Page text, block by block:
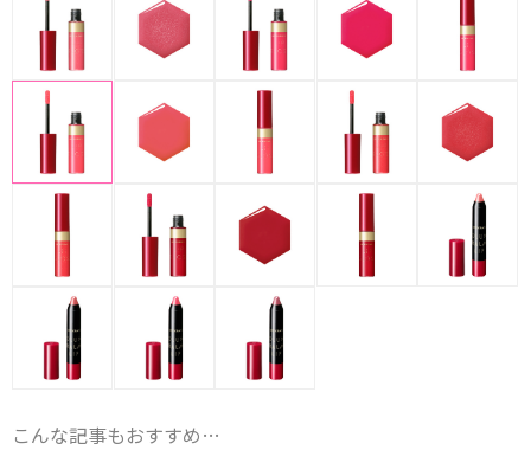
こんな記事もおすすめ…